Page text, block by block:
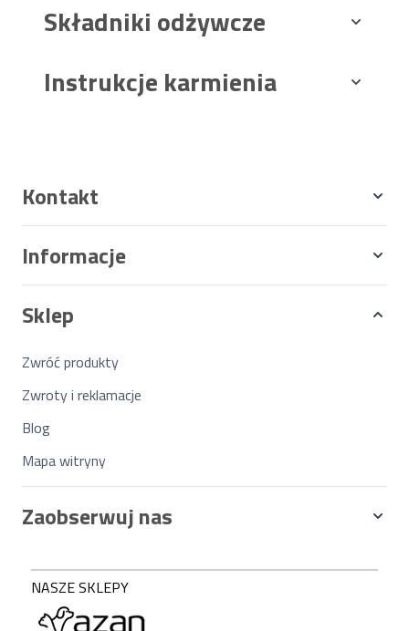
Składniki odżywcze
Instrukcje karmienia
Kontakt
Informacje
Sklep
Zwróć produkty
Zwroty i reklamacje
Blog
Mapa witryny
Zaobserwuj nas
NASZE SKLEPY